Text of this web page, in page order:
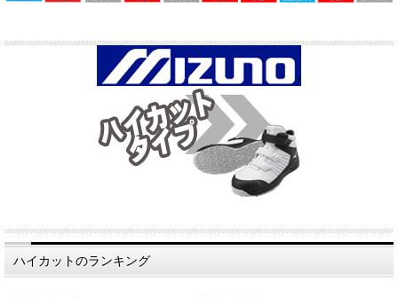
ハイカットのランキング